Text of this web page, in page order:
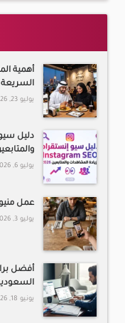
أهمية
يوليو 23, 2026
والمتابعين
يوليو 6, 2026
عمل منيو
يوليو 3, 2026
أفضل
يونيو 18, 2026